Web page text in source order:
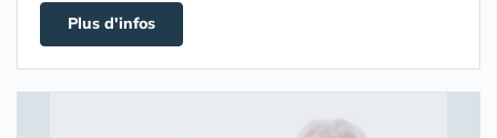
Plus d'infos